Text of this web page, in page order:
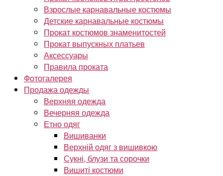
Взрослые карнавальные костюмы
Детские карнавальные костюмы
Прокат костюмов знаменитостей
Прокат выпускных платьев
Аксессуары
Правила проката
Фотогалерея
Продажа одежды
Верхняя одежда
Вечерняя одежда
Етно одяг
Вишиванки
Верхній одяг з вишивкою
Сукні, блузи та сорочки
Вишиті костюми